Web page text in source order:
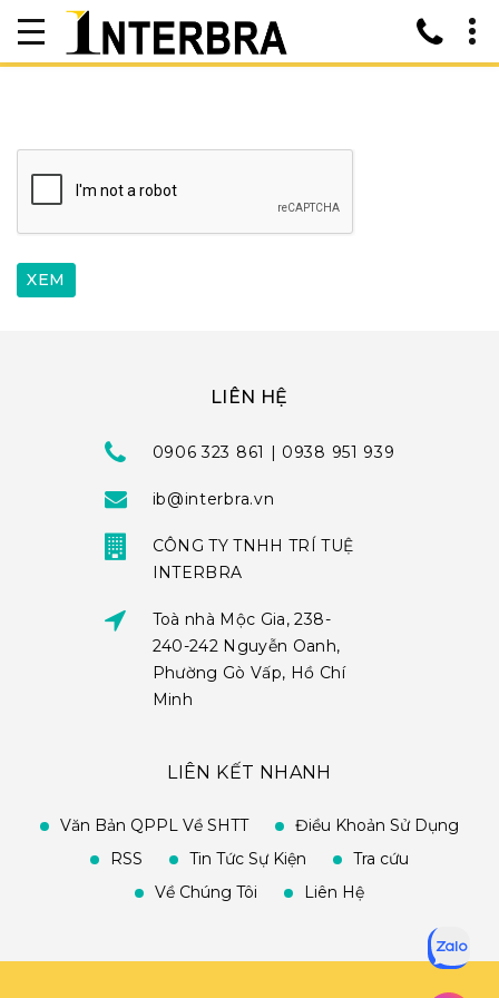
LIÊN HỆ
0906 323 861 | 0938 951 939
ib@interbra.vn
CÔNG TY TNHH TRÍ TUỆ
INTERBRA
Toà nhà Mộc Gia, 238-
240-242 Nguyễn Oanh,
Phường Gò Vấp, Hồ Chí
Minh
LIÊN KẾT NHANH
Văn Bản QPPL Về SHTT
Điều Khoản Sử Dụng
RSS
Tin Tức Sự Kiện
Tra cứu
Về Chúng Tôi
Liên Hệ